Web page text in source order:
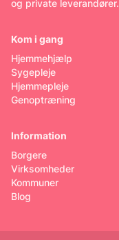
og private leverandører.
Kom i gang
Hjemmehjælp
Sygepleje
Hjemmepleje
Genoptræning
Information
Borgere
Virksomheder
Kommuner
Blog